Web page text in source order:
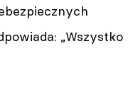
„Wszystko